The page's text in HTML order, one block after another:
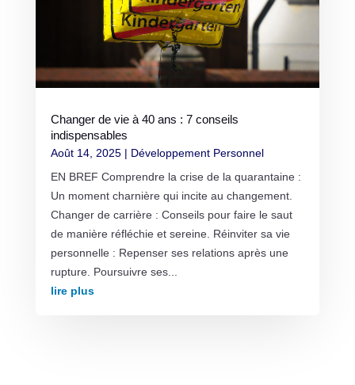
Changer de vie à 40 ans : 7 conseils
indispensables
Août 14, 2025| Développement Personnel
EN BREF Comprendre la crise de la quarantaine :
Un moment charnière qui incite au changement.
Changer de carrière : Conseils pour faire le saut
de manière réfléchie et sereine. Réinviter sa vie
personnelle : Repenser ses relations après une
rupture. Poursuivre ses...
lire plus